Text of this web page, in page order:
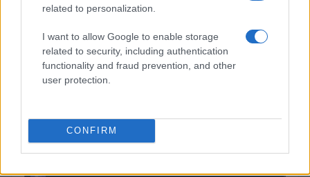
related to personalization.
I want to allow Google to enable storage
related to security, including authentication
functionality and fraud prevention, and other
user protection.
CONFIRM
Marta Ruiz · 5 Ago 2026
COTIZACIONES CRYPTO